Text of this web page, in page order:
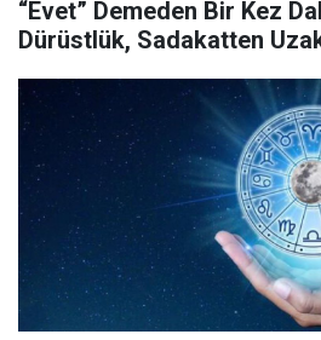
“Evet” Demeden Bir Kez
Dürüstlük, Sadakatten